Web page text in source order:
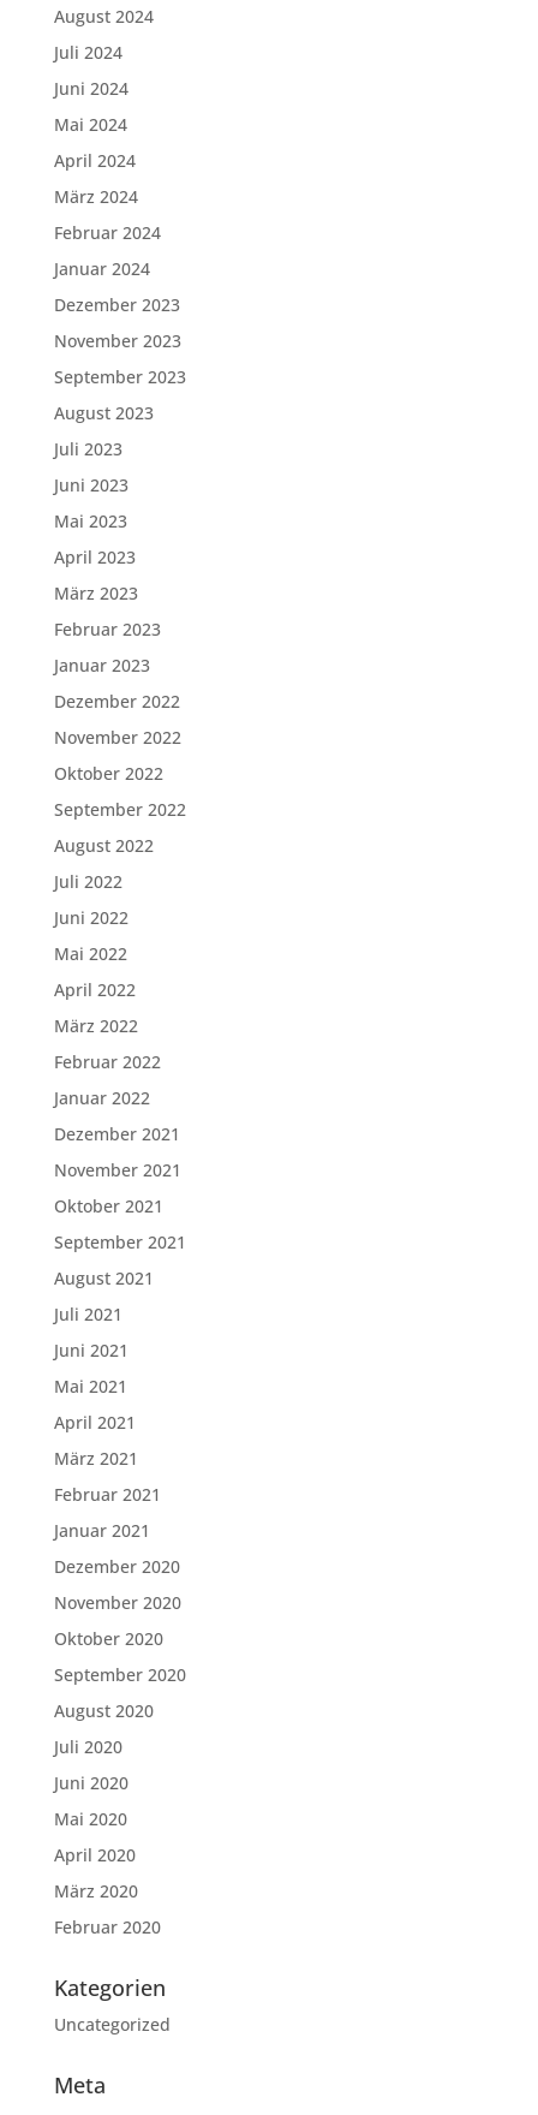
August 2024
Juli 2024
Juni 2024
Mai 2024
April 2024
März 2024
Februar 2024
Januar 2024
Dezember 2023
November 2023
September 2023
August 2023
Juli 2023
Juni 2023
Mai 2023
April 2023
März 2023
Februar 2023
Januar 2023
Dezember 2022
November 2022
Oktober 2022
September 2022
August 2022
Juli 2022
Juni 2022
Mai 2022
April 2022
März 2022
Februar 2022
Januar 2022
Dezember 2021
November 2021
Oktober 2021
September 2021
August 2021
Juli 2021
Juni 2021
Mai 2021
April 2021
März 2021
Februar 2021
Januar 2021
Dezember 2020
November 2020
Oktober 2020
September 2020
August 2020
Juli 2020
Juni 2020
Mai 2020
April 2020
März 2020
Februar 2020
Kategorien
Uncategorized
Meta